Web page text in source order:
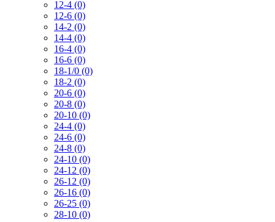
12-4 (0)
12-6 (0)
14-2 (0)
14-4 (0)
16-4 (0)
16-6 (0)
18-1/0 (0)
18-2 (0)
20-6 (0)
20-8 (0)
20-10 (0)
24-4 (0)
24-6 (0)
24-8 (0)
24-10 (0)
24-12 (0)
26-12 (0)
26-16 (0)
26-25 (0)
28-10 (0)